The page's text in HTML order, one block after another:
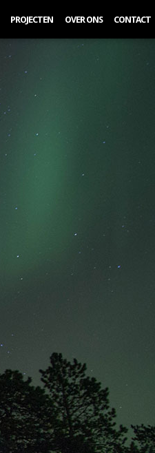
PROJECTEN OVER ONS CONTACT